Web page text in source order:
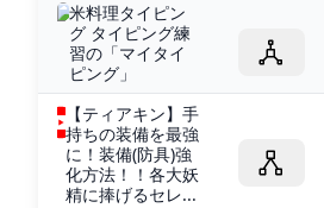
米料理タイピン
グ タイピング練
習の「マイタイ
ピング」
【ティアキン】手
持ちの装備を最強
に！装備(防具)強
化方法！！各大妖
精に捧げるセレ...